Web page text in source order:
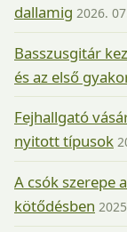
dallamig 2026.
Basszusgitár
és az első
Fejhallgató
nyitott típusok
A csók szerepe
kötődésben